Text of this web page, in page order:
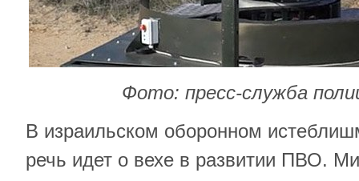
Фото: пресс-служба
В израильском оборонном
речь идет о вехе в развитии ПВО.